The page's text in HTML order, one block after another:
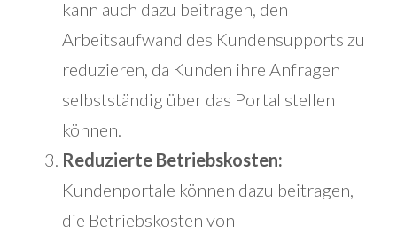
kann auch dazu beitragen, den
Arbeitsaufwand des Kundensupports zu
reduzieren, da Kunden ihre Anfragen
selbstständig über das Portal stellen
können.
Reduzierte Betriebskosten:
Kundenportale können dazu beitragen,
die Betriebskosten von